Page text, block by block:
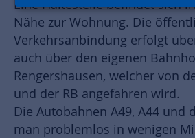
Eine Haltestelle befindet sich
Nähe zur Wohnung. Die
Verkehrsanbindung erfolgt
auch über den eigenen
Rengershausen, welcher von
und der RB angefahren wird.
Die Autobahnen A49, A44 und
man problemlos in wenigen